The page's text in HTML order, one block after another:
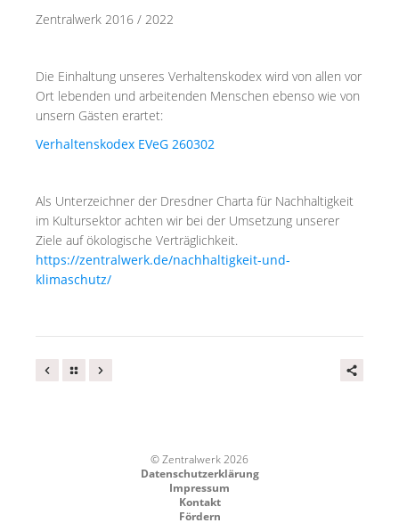
Zentralwerk 2016 / 2022
Die Einhaltung unseres Verhaltenskodex wird von allen vor
Ort lebenden und arbeitenden Menschen ebenso wie von
unsern Gästen erartet:
Verhaltenskodex EVeG 260302
Als Unterzeichner der Dresdner Charta für Nachhaltigkeit
im Kultursektor achten wir bei der Umsetzung unserer
Ziele auf ökologische Verträglichkeit.
https://zentralwerk.de/nachhaltigkeit-und-
klimaschutz/
© Zentralwerk 2026
Datenschutzerklärung
Impressum
Kontakt
Fördern